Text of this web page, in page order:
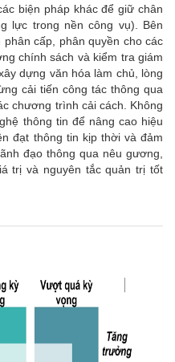
biện pháp khác để giữ chân
lực trong nền công vụ). Bên
cấp, phân quyền cho các
chính sách và kiểm tra giám
dựng văn hóa làm chủ, lòng
cải tiến công tác thông qua
chương trình cải cách. Không
thông tin để nâng cao hiệu
đạt thông tin kịp thời và đảm
đạo thông qua nêu gương,
trị và nguyên tắc quản trị tốt